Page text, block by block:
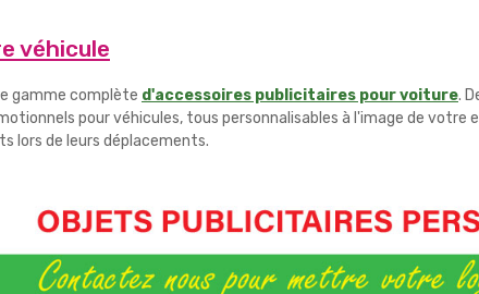
véhicule
gamme complète d'accessoires publicitaires pour voiture.
pour véhicules, tous personnalisables à l'image de
lors de leurs déplacements.